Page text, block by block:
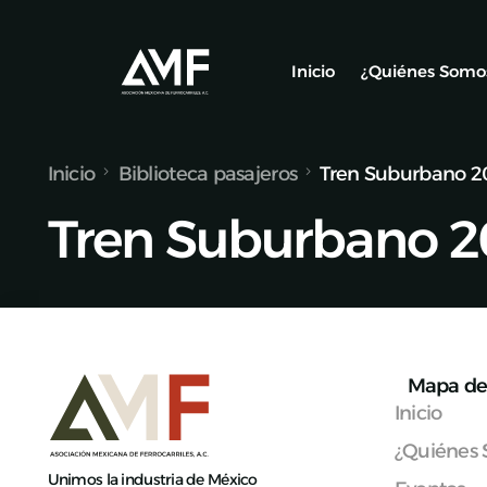
Inicio ¿Quiénes
Socios
Nuestro
Inicio Biblioteca pasajeros Tren Suburbano
Tren Suburbano
Unimos la industria de México
Mapa
Inicio
¿Quiénes